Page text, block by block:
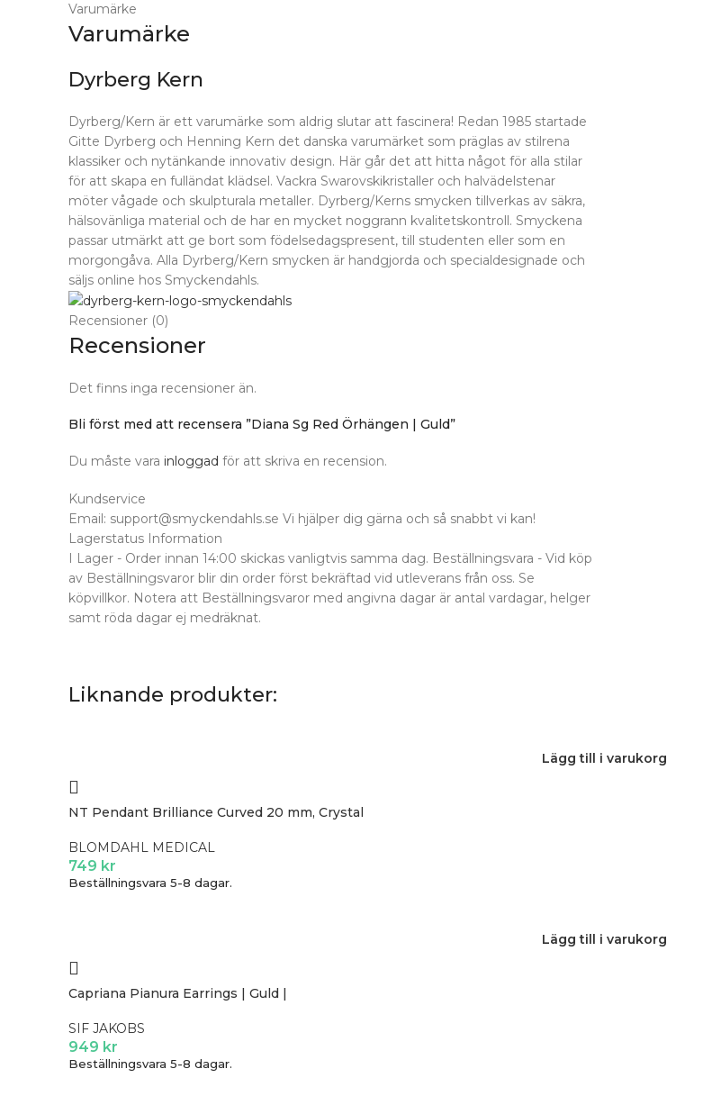
Varumärke
Varumärke
Dyrberg Kern
Dyrberg/Kern är ett varumärke som aldrig slutar att fascinera! Redan 1985 startade
Gitte Dyrberg och Henning Kern det danska varumärket som präglas av stilrena
klassiker och nytänkande innovativ design. Här går det att hitta något för alla stilar
för att skapa en fulländat klädsel. Vackra Swarovskikristaller och halvädelstenar
möter vågade och skulpturala metaller. Dyrberg/Kerns smycken tillverkas av säkra,
hälsovänliga material och de har en mycket noggrann kvalitetskontroll. Smyckena
passar utmärkt att ge bort som födelsedagspresent, till studenten eller som en
morgongåva. Alla Dyrberg/Kern smycken är handgjorda och specialdesignade och
säljs online hos Smyckendahls.
Recensioner (0)
Recensioner
Det finns inga recensioner än.
Bli först med att recensera ”Diana Sg Red Örhängen | Guld”
Du måste vara inloggad för att skriva en recension.
Kundservice
Email: support@smyckendahls.se Vi hjälper dig gärna och så snabbt vi kan!
Lagerstatus Information
I Lager - Order innan 14:00 skickas vanligtvis samma dag. Beställningsvara - Vid köp
av Beställningsvaror blir din order först bekräftad vid utleverans från oss. Se
köpvillkor. Notera att Beställningsvaror med angivna dagar är antal vardagar, helger
samt röda dagar ej medräknat.
Liknande produkter:
Lägg till i varukorg
NT Pendant Brilliance Curved 20 mm, Crystal
BLOMDAHL MEDICAL
749 kr
Beställningsvara 5-8 dagar.
Lägg till i varukorg
Capriana Pianura Earrings | Guld |
SIF JAKOBS
949 kr
Beställningsvara 5-8 dagar.